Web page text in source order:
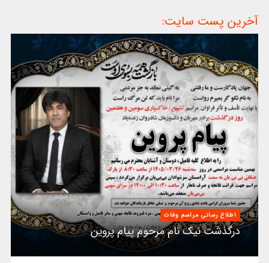
آخرین پست سایت:
اطلاع رسانی مراسم وفات
درگذشت نیک نام مرحوم پیام پروین